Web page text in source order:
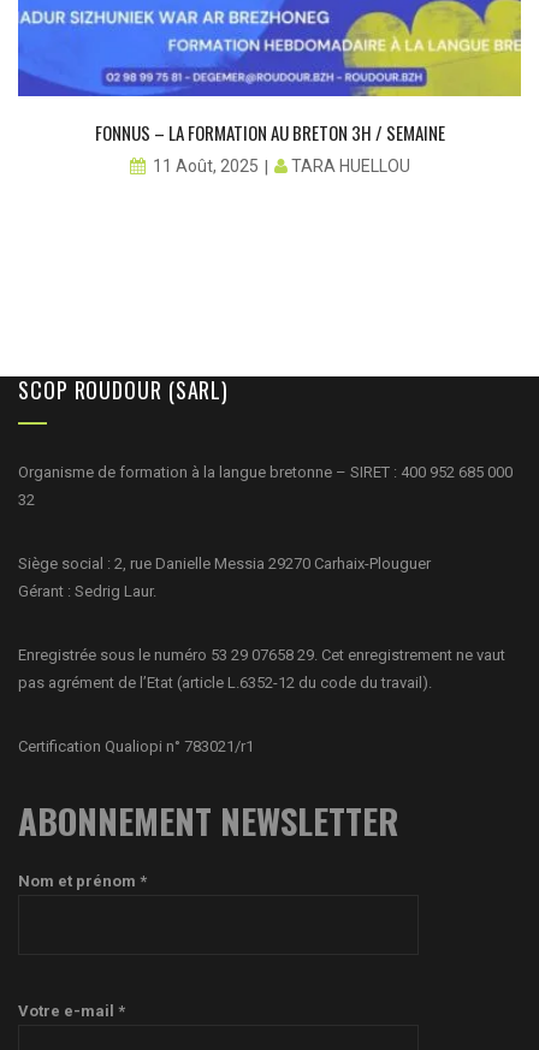
FONNUS – LA FORMATION AU BRETON 3H / SEMAINE
11 Août, 2025 TARA HUELLOU
SCOP ROUDOUR (SARL)
Organisme de formation à la langue bretonne – SIRET : 400 952 685 000
32
Siège social : 2, rue Danielle Messia 29270 Carhaix-Plouguer
Gérant : Sedrig Laur.
Enregistrée sous le numéro 53 29 07658 29. Cet enregistrement ne vaut
pas agrément de l’Etat (article L.6352-12 du code du travail).
Certification Qualiopi n° 783021/r1
ABONNEMENT NEWSLETTER
Nom et prénom *
Votre e-mail *